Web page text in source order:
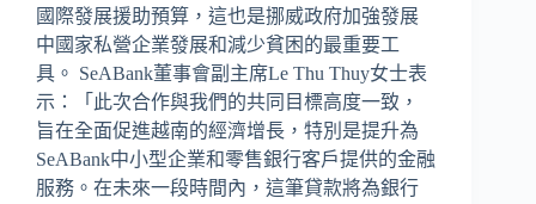
國際發展援助預算，這也是挪威政府加強發展
中國家私營企業發展和減少貧困的最重要工
具。 SeABank董事會副主席Le Thu Thuy女士表
示：「此次合作與我們的共同目標高度一致，
旨在全面促進越南的經濟增長，特別是提升為
SeABank中小型企業和零售銀行客戶提供的金融
服務。在未來一段時間內，這筆貸款將為銀行